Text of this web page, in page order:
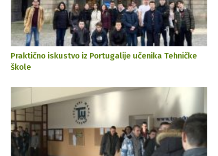
Praktično iskustvo iz Portugalije učenika Tehničke
škole